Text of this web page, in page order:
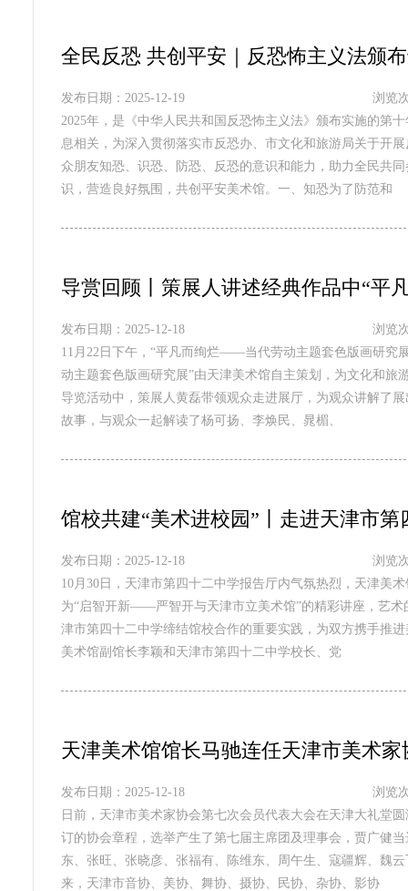
全民反恐 共创平安｜反恐怖主义法颁
发布日期：2025-12-19
浏览
2025年，是《中华人民共和国反恐怖主义法》颁布实施的第
息相关，为深入贯彻落实市反恐办、市文化和旅游局关于开
众朋友知恐、识恐、防恐、反恐的意识和能力，助力全民共
识，营造良好氛围，共创平安美术馆。一、知恐为了防范和
导赏回顾丨策展人讲述经典作品中“平
发布日期：2025-12-18
浏览
11月22日下午，“平凡而绚烂——当代劳动主题套色版画研
动主题套色版画研究展”由天津美术馆自主策划，为文化和旅
导览活动中，策展人黄磊带领观众走进展厅，为观众讲解了
故事，与观众一起解读了杨可扬、李焕民、晁楣、
馆校共建“美术进校园”丨走进天津市
发布日期：2025-12-18
浏览
10月30日，天津市第四十二中学报告厅内气氛热烈，天津美
为“启智开新——严智开与天津市立美术馆”的精彩讲座，艺
津市第四十二中学缔结馆校合作的重要实践，为双方携手推
美术馆副馆长李颖和天津市第四十二中学校长、党
天津美术馆馆长马驰连任天津市美术
发布日期：2025-12-18
浏览
日前，天津市美术家协会第七次会员代表大会在天津大礼堂
订的协会章程，选举产生了第七届主席团及理事会，贾广健
东、张旺、张晓彦、张福有、陈维东、周午生、寇疆辉、魏
来，天津市音协、美协、舞协、摄协、民协、杂协、影协